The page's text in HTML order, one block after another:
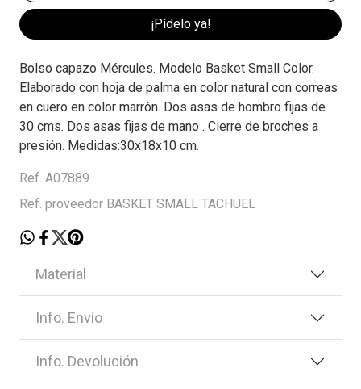
¡Pídelo ya!
Bolso capazo Mércules. Modelo Basket Small Color.
Elaborado con hoja de palma en color natural con correas
en cuero en color marrón. Dos asas de hombro fijas de
30 cms. Dos asas fijas de mano . Cierre de broches a
presión. Medidas:30x18x10 cm.
Ref. A07889
Ref. proveedor BASKET SMALL TACHUEL
Material
Info. Envío
Info. Devolución